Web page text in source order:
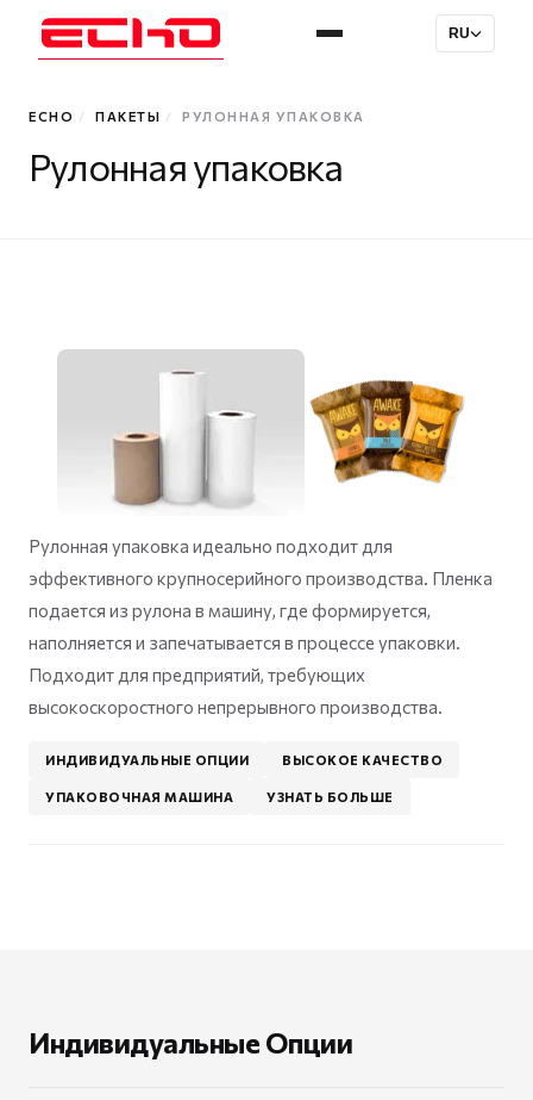
RU
ECHO / ПАКЕТЫ / РУЛОННАЯ УПАКОВКА
Рулонная упаковка
Рулонная упаковка идеально подходит для
эффективного крупносерийного производства. Пленка
подается из рулона в машину, где формируется,
наполняется и запечатывается в процессе упаковки.
Подходит для предприятий, требующих
высокоскоростного непрерывного производства.
ИНДИВИДУАЛЬНЫЕ ОПЦИИ ВЫСОКОЕ КАЧЕСТВО
УПАКОВОЧНАЯ МАШИНА УЗНАТЬ БОЛЬШЕ
Индивидуальные Опции